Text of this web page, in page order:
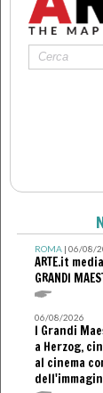
ROMA| 06/08/
ARTE.it
GRANDI
06/08/2026
I Grandi
a Herzog,
al cinema